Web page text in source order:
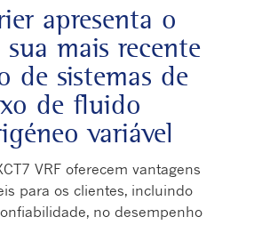
apresenta o
sua mais recente
de sistemas de
de fluido
variável
VRF oferecem vantagens
​​para os clientes, incluindo
no desempenho